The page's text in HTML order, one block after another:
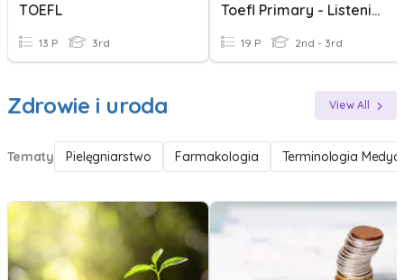
TOEFL
13 P 3rd
Toefl Primary - Listening - U3L19
19 P 2nd - 3rd
Zdrowie i uroda View All
Tematy Pielęgniarstwo Farmakologia Terminologia